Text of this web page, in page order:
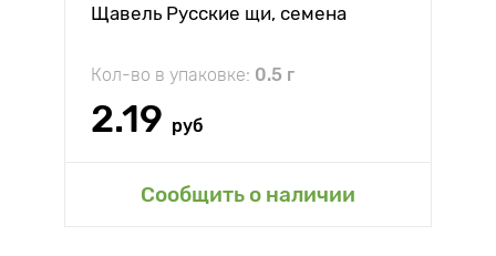
Щавель Русские щи, семена
Кол-во в упаковке: 0.5 г
2.19 руб
Сообщить о наличии